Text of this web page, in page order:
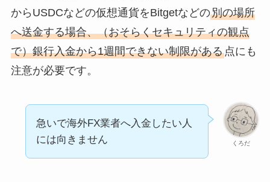
からUSDCなどの仮想通貨をBitgetなどの別の場所
へ送金する場合、（おそらくセキュリティの観点
で）銀行入金から1週間できない制限がある点にも
注意が必要です。
くろだ
急いで海外FX業者へ入金したい人
には向きません